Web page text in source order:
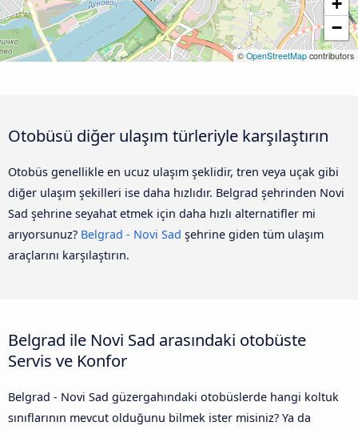
−
© OpenStreetMap contributors
Otobüsü diğer ulaşım türleriyle karşılaştırın
Otobüs genellikle en ucuz ulaşım şeklidir, tren veya uçak gibi
diğer ulaşım şekilleri ise daha hızlıdır. Belgrad şehrinden Novi
Sad şehrine seyahat etmek için daha hızlı alternatifler mi
arıyorsunuz? Belgrad - Novi Sad şehrine giden tüm ulaşım
araçlarını karşılaştırın.
Belgrad ile Novi Sad arasındaki otobüste
Servis ve Konfor
Belgrad - Novi Sad güzergahındaki otobüslerde hangi koltuk
sınıflarının mevcut olduğunu bilmek ister misiniz? Ya da